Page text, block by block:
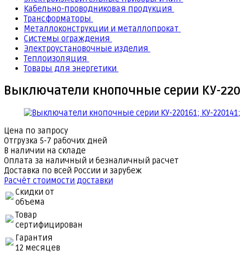
Кабельно-проводниковая продукция
Трансформаторы
Металлоконструкции и металлопрокат
Системы ограждения
Электроустановочные изделия
Теплоизоляция
Товары для энергетики
Выключатели кнопочные серии КУ-
Цена по запросу
Отгрузка 5-7 рабочих дней
В наличии на складе
Оплата за наличный и безналичный расчет
Доставка по всей России и зарубеж
Расчёт стоимости доставки
Скидки от
объема
Товар
сертифицирован
Гарантия
12 месяцев